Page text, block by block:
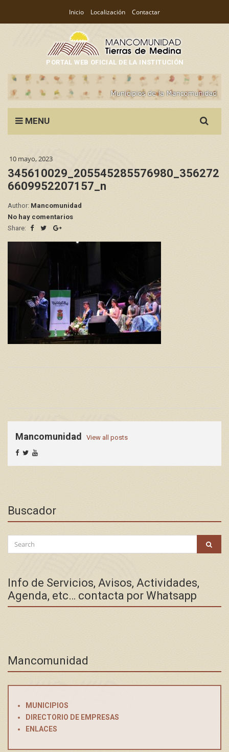
Inicio Localización Contactar
PORTAL WEB OFICIAL DE LA INSTITUCIÓN
MENU
for:
10 mayo, 2023
345610029_205545285576980_356272
6609952207157_n
Author: Mancomunidad
No hay comentarios
Share:
Mancomunidad View all posts
Buscador
Search
for:
Info de Servicios, Avisos, Actividades,
Agenda, etc… contacta por Whatsapp
Mancomunidad
MUNICIPIOS
DIRECTORIO DE EMPRESAS
ENLACES